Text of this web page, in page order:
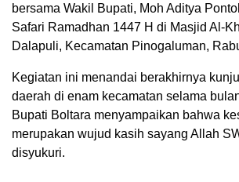
bersama Wakil Bupati, Moh Aditya
Safari Ramadhan 1447 H di Masjid Al-
Dalapuli, Kecamatan Pinogaluman,
Kegiatan ini menandai berakhirnya
daerah di enam kecamatan selama
Bupati Boltara menyampaikan bahwa
merupakan wujud kasih sayang Allah
disyukuri.